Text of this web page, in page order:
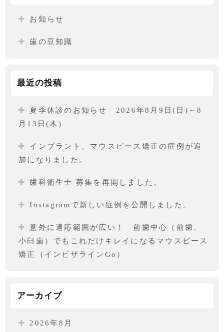
お知らせ
歯の豆知識
最近の投稿
夏季休診のお知らせ 2026年8月9日(日)～8
月13日(木)
インプラント、マウスピース矯正の症例が追
加になりました。
歯科衛生士 募集を再開しました。
Instagramで新しい症例を公開しました。
意外に適応範囲が広い！ 前歯中心（前歯、
小臼歯）でもこれだけキレイになるマウスピース
矯正（インビザラインGo）
アーカイブ
2026年8月